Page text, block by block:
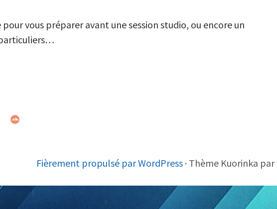
nouveaux
vous préparer avant une session studio, ou encore un
Fièrement propulsé par WordPress · Thème Kuorinka par